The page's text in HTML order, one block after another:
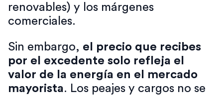
renovables) y los márgenes
comerciales.
Sin embargo, el precio que recibes
por el excedente solo refleja el
valor de la energía en el mercado
mayorista. Los peajes y cargos no se